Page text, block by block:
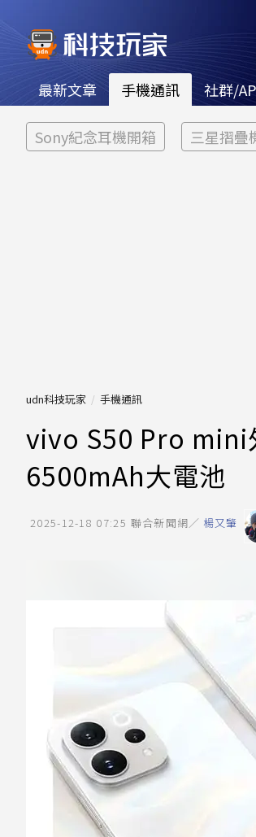
最新文章 手機通訊 社群/
Sony紀念耳機開箱 三星摺疊
udn科技玩家 手機通訊
vivo S50 Pro mini
6500mAh大電池
2025-12-18 07:25 聯合新聞網／ 楊又肇